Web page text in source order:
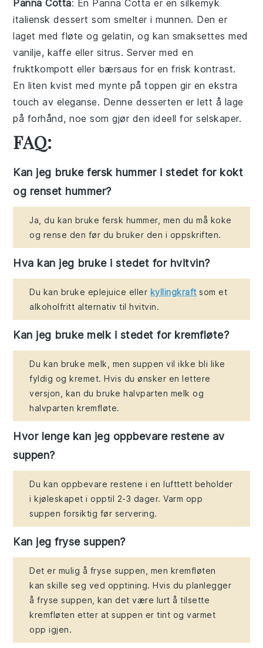
Panna Cotta: En Panna Cotta er en silkemyk
italiensk dessert som smelter i munnen. Den er
laget med fløte og gelatin, og kan smaksettes med
vanilje, kaffe eller sitrus. Server med en
fruktkompott eller bærsaus for en frisk kontrast.
En liten kvist med mynte på toppen gir en ekstra
touch av eleganse. Denne desserten er lett å lage
på forhånd, noe som gjør den ideell for selskaper.
FAQ:
Kan jeg bruke fersk hummer i stedet for kokt
og renset hummer?
Ja, du kan bruke fersk hummer, men du må koke
og rense den før du bruker den i oppskriften.
Hva kan jeg bruke i stedet for hvitvin?
Du kan bruke eplejuice eller kyllingkraftsom et
alkoholfritt alternativ til hvitvin.
Kan jeg bruke melk i stedet for kremfløte?
Du kan bruke melk, men suppen vil ikke bli like
fyldig og kremet. Hvis du ønsker en lettere
versjon, kan du bruke halvparten melk og
halvparten kremfløte.
Hvor lenge kan jeg oppbevare restene av
suppen?
Du kan oppbevare restene i en lufttett beholder
i kjøleskapet i opptil 2-3 dager. Varm opp
suppen forsiktig før servering.
Kan jeg fryse suppen?
Det er mulig å fryse suppen, men kremfløten
kan skille seg ved opptining. Hvis du planlegger
å fryse suppen, kan det være lurt å tilsette
kremfløten etter at suppen er tint og varmet
opp igjen.